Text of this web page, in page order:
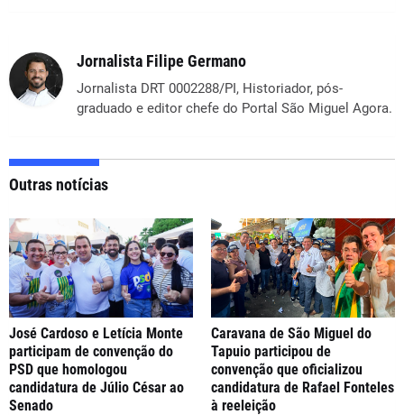
Jornalista Filipe Germano
Jornalista DRT 0002288/PI, Historiador, pós-
graduado e editor chefe do Portal São Miguel Agora.
Outras notícias
José Cardoso e Letícia Monte
participam de convenção do
PSD que homologou
candidatura de Júlio César ao
Senado
Caravana de São Miguel do
Tapuio participou de
convenção que oficializou
candidatura de Rafael Fonteles
à reeleição